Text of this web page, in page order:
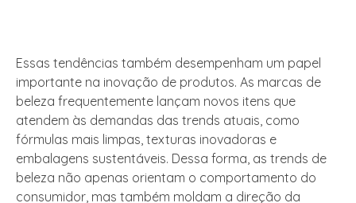
Essas tendências também desempenham um papel
importante na inovação de produtos. As marcas de
beleza frequentemente lançam novos itens que
atendem às demandas das trends atuais, como
fórmulas mais limpas, texturas inovadoras e
embalagens sustentáveis. Dessa forma, as trends de
beleza não apenas orientam o comportamento do
consumidor, mas também moldam a direção da